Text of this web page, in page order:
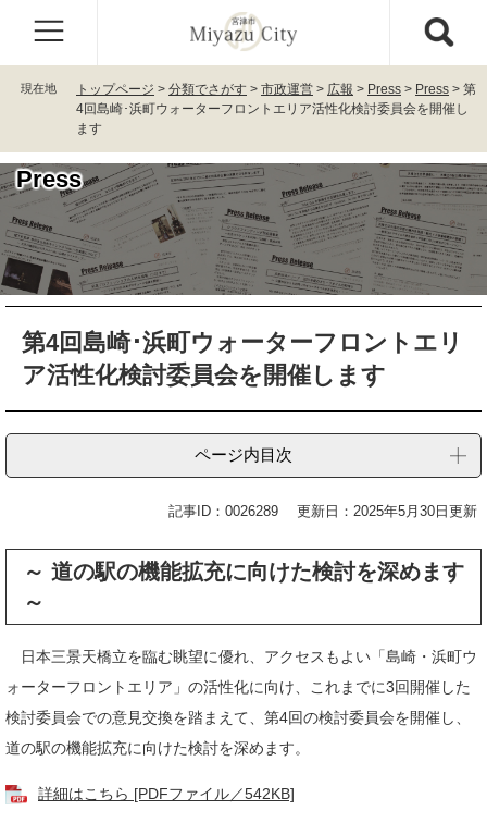
す
。
し
て
本
文
へ
現在地 トップページ > 分類でさがす > 市政運営 > 広報 > Press > Press > 第
4回島崎･浜町ウォーターフロントエリア活性化検討委員会を開催し
ます
Press
第4回島崎･浜町ウォーターフロントエリ
ア活性化検討委員会を開催します
ページ内目次
記事ID：0026289 更新日：2025年5月30日更新
～ 道の駅の機能拡充に向けた検討を深めます
～
日本三景天橋立を臨む眺望に優れ、アクセスもよい「島崎・浜町ウ
ォーターフロントエリア」の活性化に向け、これまでに3回開催した
検討委員会での意見交換を踏まえて、第4回の検討委員会を開催し、
道の駅の機能拡充に向けた検討を深めます。
詳細はこちら [PDFファイル／542KB]